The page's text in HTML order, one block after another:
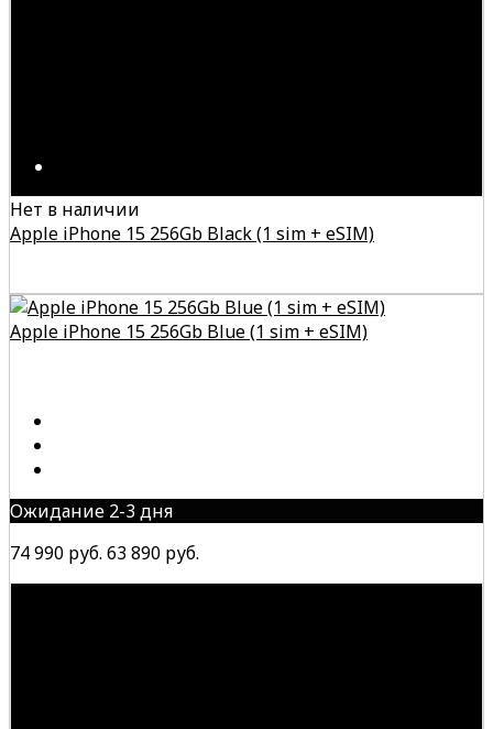
Нет в наличии
Apple iPhone 15 256Gb Black (1 sim + eSIM)
Apple iPhone 15 256Gb Blue (1 sim + eSIM)
Ожидание 2-3 дня
74 990 руб. 63 890 руб.